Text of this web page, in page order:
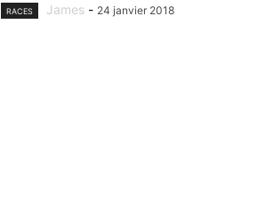
RACES James - 24 janvier 2018